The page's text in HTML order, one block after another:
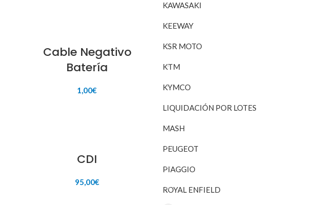
KAWASAKI
KEEWAY
KSR MOTO
KTM
KYMCO
LIQUIDACIÓN POR LOTES
MASH
PEUGEOT
PIAGGIO
ROYAL ENFIELD
Cable Negativo
Batería
1,00€
CDI
95,00€